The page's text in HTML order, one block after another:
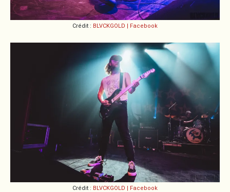
Crédit : BLVCKGOLD | Facebook
Crédit : BLVCKGOLD | Facebook